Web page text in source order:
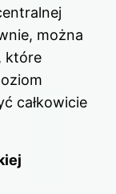
można
które
całkowicie